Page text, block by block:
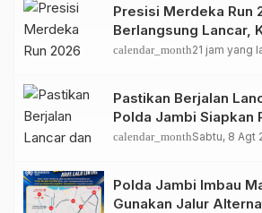
Presisi Merdeka Run
Berlangsung Lancar,
Ucapkan Terimakasih
calendar_month21 jam yang
Pastikan Berjalan
Polda Jambi Siapkan
Berlapis untuk 8.750
calendar_monthSabtu, 8 Agt
Polda Jambi Imbau
Gunakan Jalur